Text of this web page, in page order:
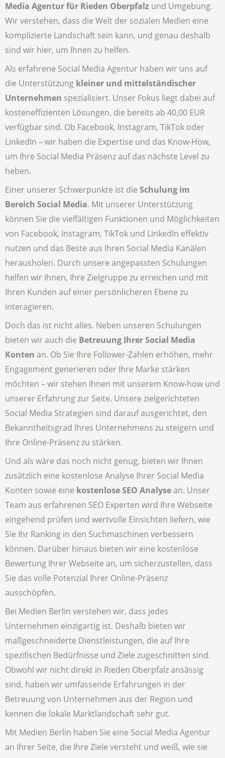
Media Agentur für Rieden Oberpfalz und Umgebung.
Wir verstehen, dass die Welt der sozialen Medien eine
komplizierte Landschaft sein kann, und genau deshalb
sind wir hier, um Ihnen zu helfen.
Als erfahrene Social Media Agentur haben wir uns auf
die Unterstützung kleiner und mittelständischer
Unternehmen spezialisiert. Unser Fokus liegt dabei auf
kosteneffizienten Lösungen, die bereits ab 40,00 EUR
verfügbar sind. Ob Facebook, Instagram, TikTok oder
LinkedIn – wir haben die Expertise und das Know-How,
um Ihre Social Media Präsenz auf das nächste Level zu
heben.
Einer unserer Schwerpunkte ist die Schulung im
Bereich Social Media. Mit unserer Unterstützung
können Sie die vielfältigen Funktionen und Möglichkeiten
von Facebook, Instagram, TikTok und LinkedIn effektiv
nutzen und das Beste aus Ihren Social Media Kanälen
herausholen. Durch unsere angepassten Schulungen
helfen wir Ihnen, Ihre Zielgruppe zu erreichen und mit
Ihren Kunden auf einer persönlicheren Ebene zu
interagieren.
Doch das ist nicht alles. Neben unseren Schulungen
bieten wir auch die Betreuung Ihrer Social Media
Konten an. Ob Sie Ihre Follower-Zahlen erhöhen, mehr
Engagement generieren oder Ihre Marke stärken
möchten – wir stehen Ihnen mit unserem Know-how und
unserer Erfahrung zur Seite. Unsere zielgerichteten
Social Media Strategien sind darauf ausgerichtet, den
Bekanntheitsgrad Ihres Unternehmens zu steigern und
Ihre Online-Präsenz zu stärken.
Und als wäre das noch nicht genug, bieten wir Ihnen
zusätzlich eine kostenlose Analyse Ihrer Social Media
Konten sowie eine kostenlose SEO Analysean. Unser
Team aus erfahrenen SEO Experten wird Ihre Webseite
eingehend prüfen und wertvolle Einsichten liefern, wie
Sie Ihr Ranking in den Suchmaschinen verbessern
können. Darüber hinaus bieten wir eine kostenlose
Bewertung Ihrer Webseite an, um sicherzustellen, dass
Sie das volle Potenzial Ihrer Online-Präsenz
ausschöpfen.
Bei Medien Berlin verstehen wir, dass jedes
Unternehmen einzigartig ist. Deshalb bieten wir
maßgeschneiderte Dienstleistungen, die auf Ihre
spezifischen Bedürfnisse und Ziele zugeschnitten sind.
Obwohl wir nicht direkt in Rieden Oberpfalz ansässig
sind, haben wir umfassende Erfahrungen in der
Betreuung von Unternehmen aus der Region und
kennen die lokale Marktlandschaft sehr gut.
Mit Medien Berlin haben Sie eine Social Media Agentur
an Ihrer Seite, die Ihre Ziele versteht und weiß, wie sie